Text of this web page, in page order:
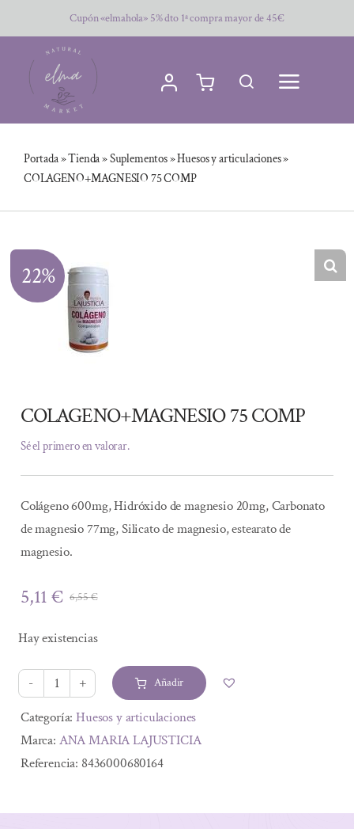
al
contenido
Cupón «elmahola» 5% dto 1ª compra mayor de 45€
Portada»Tienda»Suplementos»Huesos y articulaciones»
COLAGENO+MAGNESIO 75 COMP
22%
COLAGENO+MAGNESIO 75 COMP
Sé el primero en valorar.
Colágeno 600mg, Hidróxido de magnesio 20mg, Carbonato
de magnesio 77mg, Silicato de magnesio, estearato de
magnesio.
6,55€El
era:
6,55 €.
5,11€
El
es:
5,11 €.
Hay existencias
COLAGENO+MAGNESIO
75
COMP
cantidad
Añadir
Alternative:
Categoría:Huesos y articulaciones
Marca: ANA MARIA LAJUSTICIA
Referencia: 8436000680164